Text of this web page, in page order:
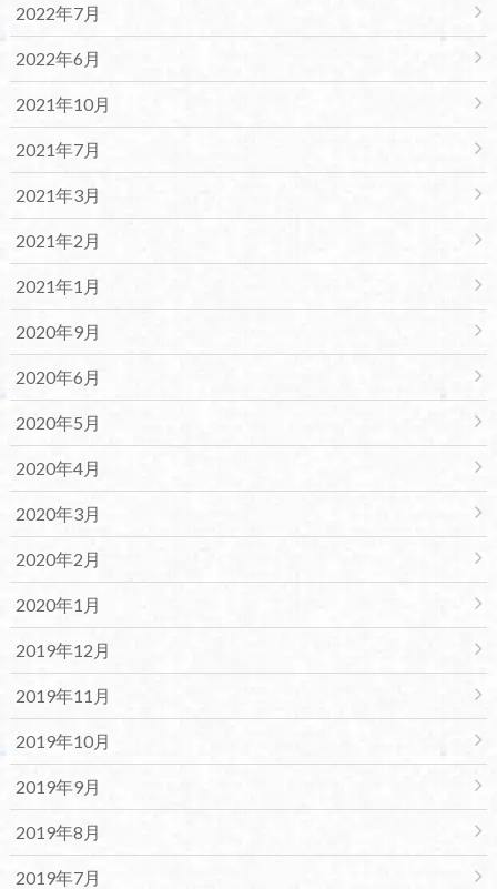
2022年7月
2022年6月
2021年10月
2021年7月
2021年3月
2021年2月
2021年1月
2020年9月
2020年6月
2020年5月
2020年4月
2020年3月
2020年2月
2020年1月
2019年12月
2019年11月
2019年10月
2019年9月
2019年8月
2019年7月